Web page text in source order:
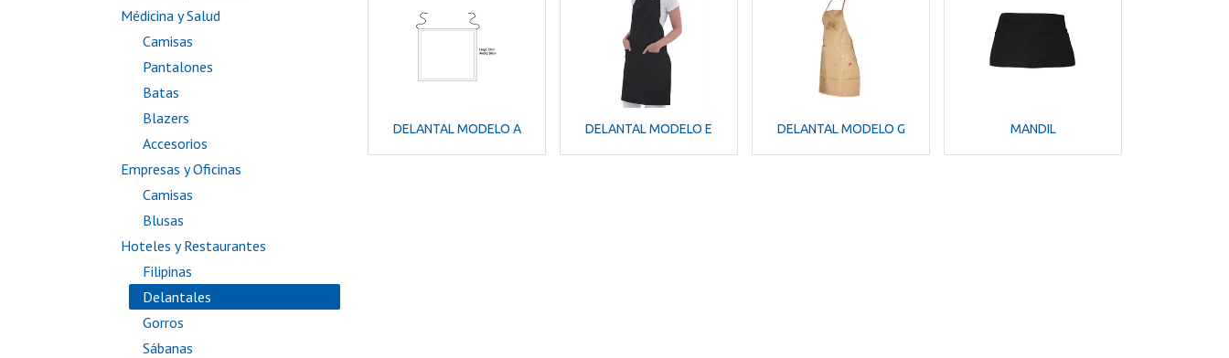
Médicina y Salud
Camisas
Pantalones
Batas
Blazers
Accesorios
Empresas y Oficinas
Camisas
Blusas
Hoteles y Restaurantes
Filipinas
Delantales
Gorros
Sábanas
DELANTAL MODELO A DELANTAL MODELO E DELANTAL MODELO G MANDIL